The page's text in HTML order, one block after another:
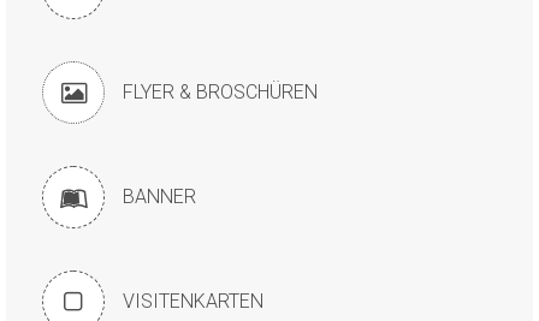
FLYER & BROSCHÜREN
BANNER
VISITENKARTEN